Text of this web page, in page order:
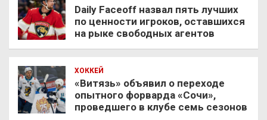
Daily Faceoff назвал пять лучших
по ценности игроков, оставшихся
на рыке свободных агентов
ХОККЕЙ
«Витязь» объявил о переходе
опытного форварда «Сочи»,
проведшего в клубе семь сезонов